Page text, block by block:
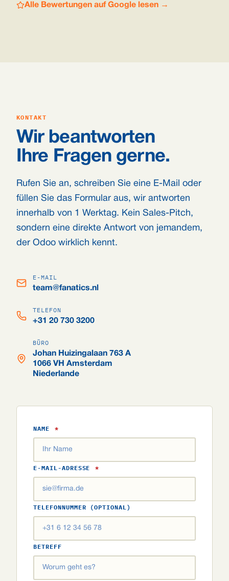
Alle Bewertungen auf Google lesen →
KONTAKT
Wir beantworten
Ihre Fragen gerne.
Rufen Sie an, schreiben Sie eine E-Mail oder
füllen Sie das Formular aus, wir antworten
innerhalb von 1 Werktag. Kein Sales-Pitch,
sondern eine direkte Antwort von jemandem,
der Odoo wirklich kennt.
E-MAIL
team@fanatics.nl
TELEFON
+31 20 730 3200
BÜRO
Johan Huizingalaan 763 A
1066 VH Amsterdam
Niederlande
NAME *
E-MAIL-ADRESSE *
TELEFONNUMMER (OPTIONAL)
BETREFF